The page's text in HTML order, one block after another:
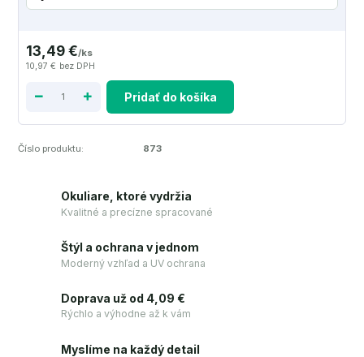
13,49 €/ks
10,97 € bez DPH
Pridať do košíka
Číslo produktu: 873
Okuliare, ktoré vydržia
Kvalitné a precízne spracované
Štýl a ochrana v jednom
Moderný vzhľad a UV ochrana
Doprava už od 4,09 €
Rýchlo a výhodne až k vám
Myslíme na každý detail